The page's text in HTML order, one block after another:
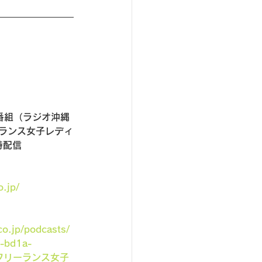
組（ラジオ沖縄
ンス女子レディ
配信
podcasts/
bd1a-
ーランス女子